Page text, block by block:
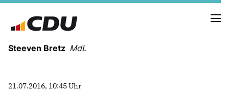
Steeven Bretz MdL
21.07.2016, 10:45 Uhr